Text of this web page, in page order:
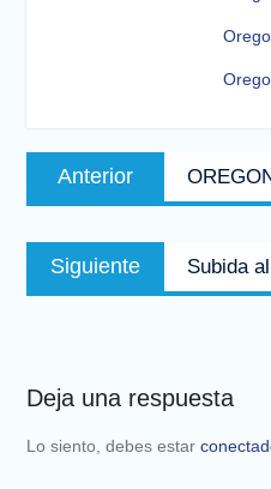
Navegación
Anterior
anterior:
Siguiente
siguiente:
Subida
Deja una respuesta
Lo siento, debes estar